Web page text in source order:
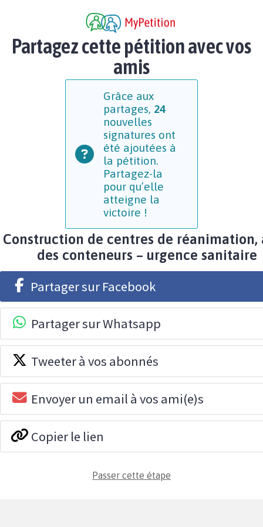
Partagez cette pétition avec vos
amis
Grâce aux
partages, 24
nouvelles
signatures ont
été ajoutées à
la pétition.
Partagez-la
pour qu’elle
atteigne la
victoire !
Construction de centres de réanimation,
des conteneurs – urgence sanitaire
Partager sur Facebook
Partager sur Whatsapp
Tweeter à vos abonnés
Envoyer un email à vos ami(e)s
Copier le lien
Passer cette étape